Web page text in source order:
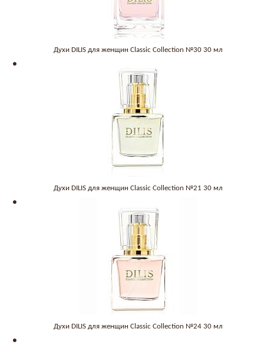
Духи DILIS для женщин Classic Collection №30 30 мл
Духи DILIS для женщин Classic Collection №21 30 мл
Духи DILIS для женщин Classic Collection №24 30 мл